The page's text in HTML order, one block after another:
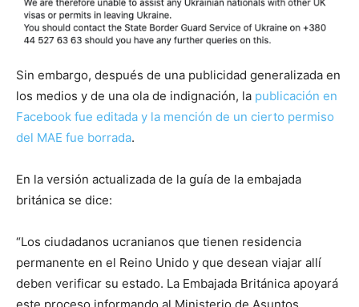
Sin embargo, después de una publicidad generalizada en
los medios y de una ola de indignación, la publicación en
Facebook fue editada y la mención de un cierto permiso
del MAE fue borrada.
En la versión actualizada de la guía de la embajada
británica se dice:
“Los ciudadanos ucranianos que tienen residencia
permanente en el Reino Unido y que desean viajar allí
deben verificar su estado. La Embajada Británica apoyará
este proceso informando al Ministerio de Asuntos